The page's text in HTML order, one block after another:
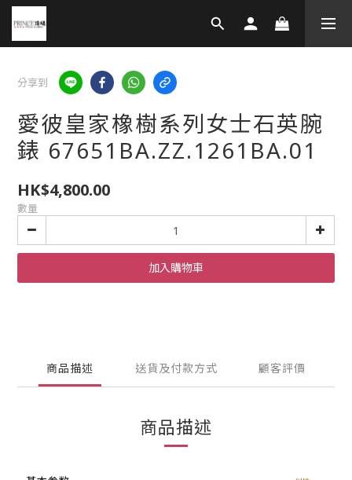
分享到
愛彼皇家橡樹系列女士石英腕
錶 67651BA.ZZ.1261BA.01
HK$4,800.00
數量
加入購物車
商品描述 送貨及付款方式 顧客評價
商品描述